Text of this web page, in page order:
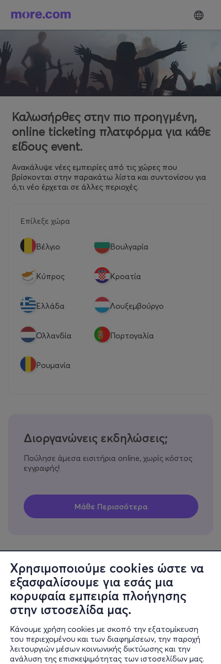
Χρησιμοποιούμε cookies ώστε να
εξασφαλίσουμε για εσάς μια
κορυφαία εμπειρία πλοήγησης
στην ιστοσελίδα μας.
Κάνουμε χρήση cookies με σκοπό την εξατομίκευση
του περιεχομένου και των διαφημίσεων, την παροχή
λειτουργιών μέσων κοινωνικής δικτύωσης και την
ανάλυση της επισκεψιμότητας των ιστοσελίδων μας.
Καλωσήρθες στην πιο προηγμένη,
online ticketing πλατφόρμα για κάθε
είδους event.
Ανακάλυψε νέες εμπειρίες από τις χώρες που
βρίσκονται στην παρακάτω λίστα και συντονίσου για
ό,τι νέο έρχεται σε άλλες περιοχές.
Επίλεξε χώρα
Βέλγιο Βουλγαρία
Κύπρος Κροατία
Eλλάδα Λουξεμβούργο
Ολλανδία Πορτογαλία
Ρουμανία
Διοργανώνεις εκδηλώσεις;
Πούλησε άμεσα εισιτήρια online, χωρίς κόστος
εγγραφής!
Πληροφορίες
Υποστήριξη
Stay Connected